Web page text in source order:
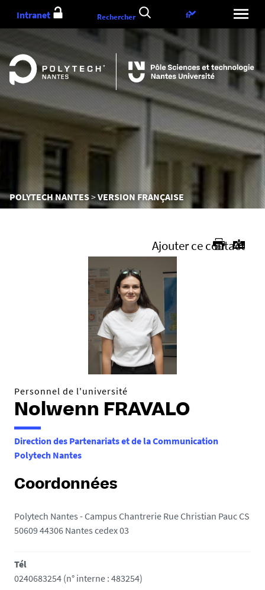
Aller
au
contenu
Vous
êtes
POLYTECH NANTES VERSION FRANÇAISE
Intranet Rechercher
Choix
langue
fr
Ajouter ce contact
Personnel de l'université
Nolwenn FRAVALO
Direction des Partenariats et de la Communication
Polytech Nantes
Coordonnées
Polytech Nantes - Campus Chantrerie Rue Christian Pauc CS
50609 44306 Nantes cedex 03
Tél
0240683254 (n° interne : 483254)